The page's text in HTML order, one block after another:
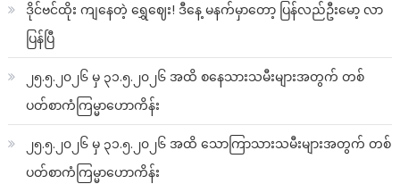
ဒိုင်ဗင်ထိုး ကျနေတဲ့ ရွှေဈေး! ဒီနေ့ မနက်မှာတော့ ပြန်လည်ဦးမော့ လာ
ပြန်ပြီ
၂၅.၅.၂၀၂၆ မှ ၃၁.၅.၂၀၂၆ အထိ စနေသားသမီးများအတွက် တစ်
ပတ်စာကံကြမ္မာဟောကိန်း
၂၅.၅.၂၀၂၆ မှ ၃၁.၅.၂၀၂၆ အထိ သောကြာသားသမီးများအတွက် တစ်
ပတ်စာကံကြမ္မာဟောကိန်း